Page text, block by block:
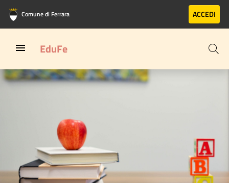
Vai al contenuto principale
Vai al footer
Comune di Ferrara ACCEDI
EduFe